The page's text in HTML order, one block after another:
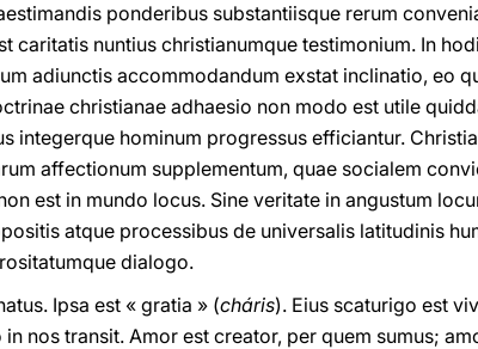
ponderibus substantiisque rerum
caritatis nuntius christianumque testimonium. In
adiunctis accommodandum exstat inclinatio, eo
christianae adhaesio non modo est utile
integerque hominum progressus efficiantur.
affectionum supplementum, quae socialem
est in mundo locus. Sine veritate in angustum
atque processibus de universalis latitudinis
dialogo.
Ipsa est « gratia » (cháris). Eius scaturigo est
nos transit. Amor est creator, per quem sumus;